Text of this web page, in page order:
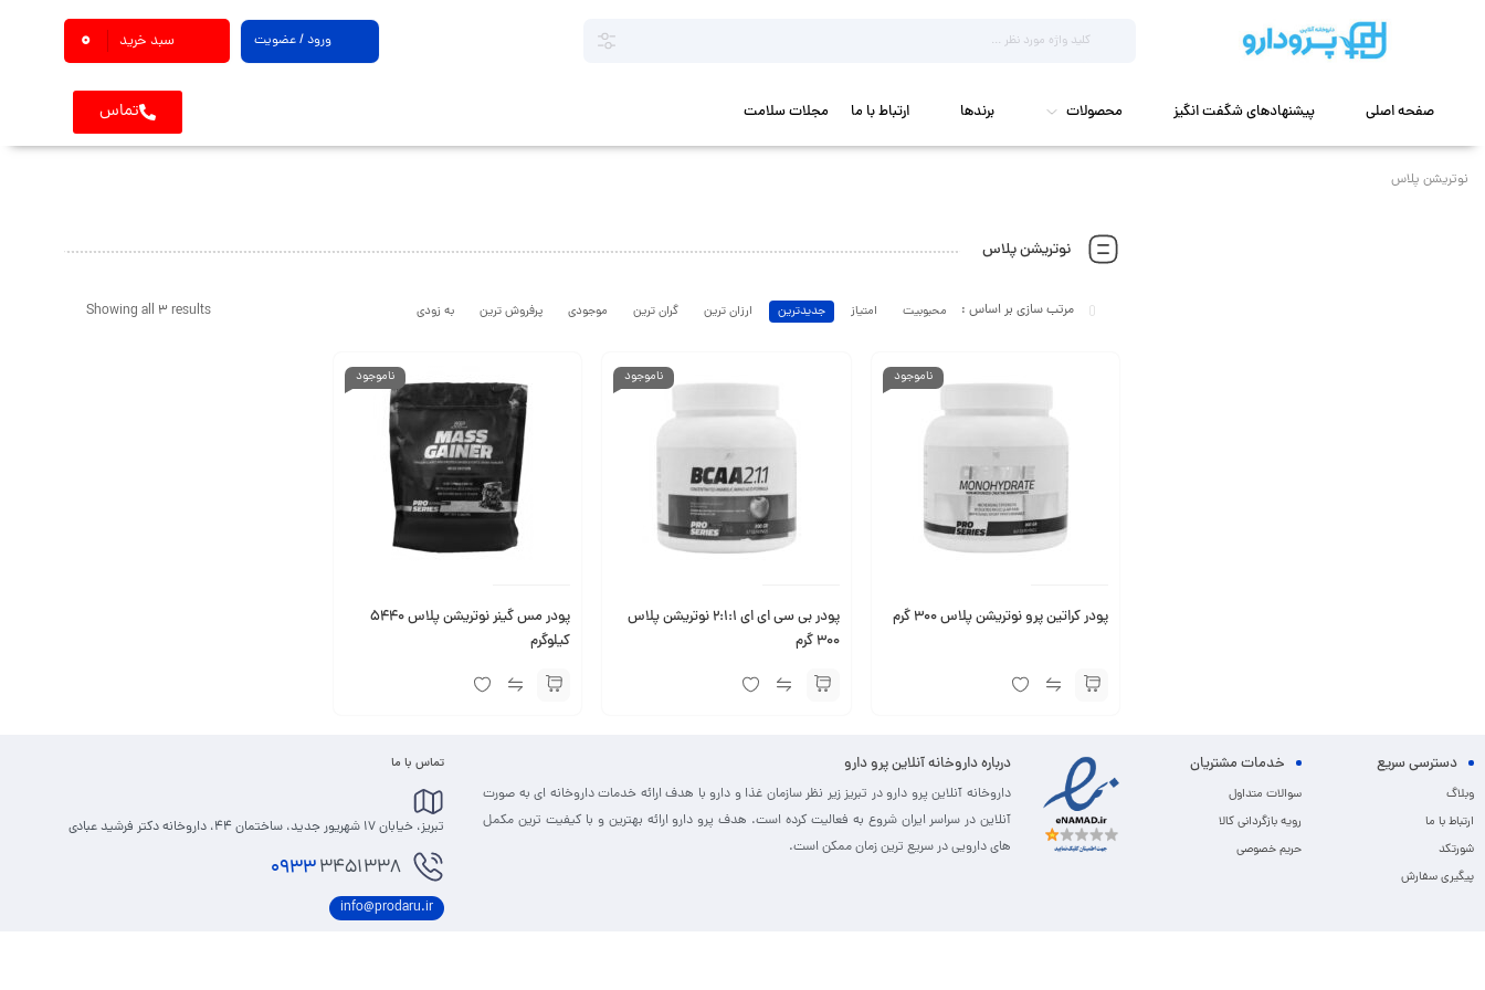
ورود / عضویت سبد خرید 0
صفحه اصلی پیشنهادهای شگفت انگیز محصولات برندها ارتباط با ما مجلات سلامت تماس
نوتریشن پلاس
نوتریشن پلاس
Showing all 3 results محبوبیت امتیاز جدیدترین ارزان ترین گران ترین موجودی پرفروش ترین به زودی
ناموجود
پودر کراتین پرو نوتریشن پلاس 300 گرم
ناموجود
پودر بی سی ای ای 2:1:1 نوتریشن پلاس
300 گرم
ناموجود
پودر مس گینر نوتریشن پلاس 5440
کیلوگرم
دسترسی سریع
وبلاگ
ارتباط با ما
شورتکد
پیگیری سفارش
خدمات مشتریان
سوالات متداول
رویه بازگردانی کالا
حریم خصوصی
درباره داروخانه آنلاین پرو دارو
داروخانه آنلاین پرو دارو در تبریز زیر نظر سازمان غذا و دارو با هدف ارائه خدمات داروخانه ای به صورت
آنلاین در سراسر ایران شروع به فعالیت کرده است. هدف پرو دارو ارائه بهترین و با کیفیت ترین مکمل
های دارویی در سریع ترین زمان ممکن است.
تماس با ما
تبریز، خیابان 17 شهریور جدید، ساختمان 44، داروخانه دکتر فرشید عبادی
09333451338
info@prodaru.ir